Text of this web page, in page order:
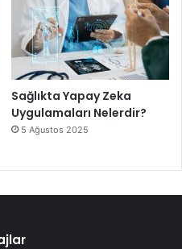
Sağlıkta Yapay Zeka
Uygulamaları Nelerdir?
5 Ağustos 2025